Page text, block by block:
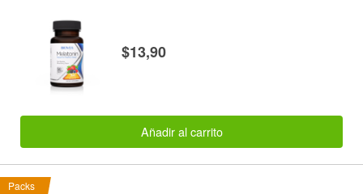
$13,90
Añadir al carrito
Packs